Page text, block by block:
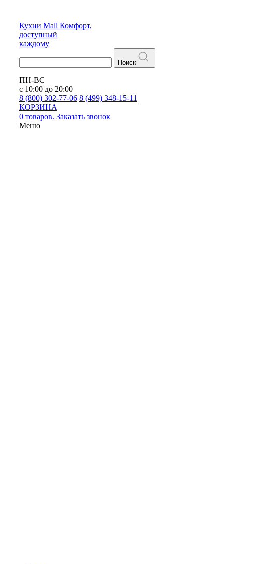
Кухни Mall Комфорт,
доступный
каждому
Поиск
ПН-ВС
с 10:00 до 20:00
8 (800) 302-77-06 8 (499) 348-15-11
КОРЗИНА
0 товаров. Заказать звонок
Меню